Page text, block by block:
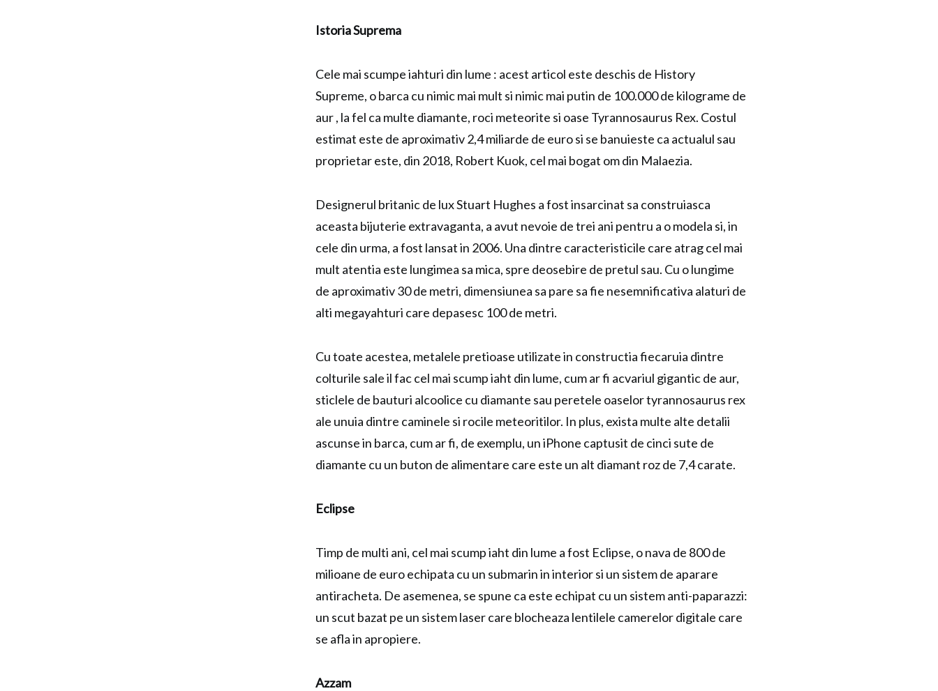
Istoria Suprema
Cele mai scumpe iahturi din lume : acest articol este deschis de History
Supreme, o barca cu nimic mai mult si nimic mai putin de 100.000 de kilograme de
aur , la fel ca multe diamante, roci meteorite si oase Tyrannosaurus Rex. Costul
estimat este de aproximativ 2,4 miliarde de eurosi se banuieste ca actualul sau
proprietar este, din 2018, Robert Kuok, cel mai bogat om din Malaezia.
Designerul britanic de lux Stuart Hughes a fost insarcinat sa construiasca
aceasta bijuterie extravaganta, a avut nevoie de trei ani pentru a o modela si, in
cele din urma, a fost lansat in 2006. Una dintre caracteristicile care atrag cel mai
mult atentia este lungimea sa mica, spre deosebire de pretul sau. Cu o lungime
de aproximativ 30 de metri, dimensiunea sa pare sa fie nesemnificativa alaturi de
alti megayahturi care depasesc 100 de metri.
Cu toate acestea, metalele pretioase utilizate in constructia fiecaruia dintre
colturile sale il fac cel mai scump iaht din lume, cum ar fi acvariul gigantic de aur,
sticlele de bauturi alcoolice cu diamante sau peretele oaselor tyrannosaurus rex
ale unuia dintre caminele si rocile meteoritilor. In plus, exista multe alte detalii
ascunse in barca, cum ar fi, de exemplu, un iPhone captusit de cinci sute de
diamante cu un buton de alimentare care este un alt diamant roz de 7,4 carate.
Eclipse
Timp de multi ani, cel mai scump iaht din lume a fost Eclipse, o nava de 800 de
milioane de euroechipata cu un submarin in interior si un sistem de aparare
antiracheta. De asemenea, se spune ca este echipat cu un sistem anti-paparazzi:
un scut bazat pe un sistem laser care blocheaza lentilele camerelor digitale care
se afla in apropiere.
Azzam